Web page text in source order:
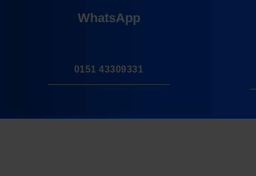
WhatsApp
0151 43309331